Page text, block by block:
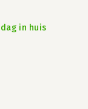
in huis